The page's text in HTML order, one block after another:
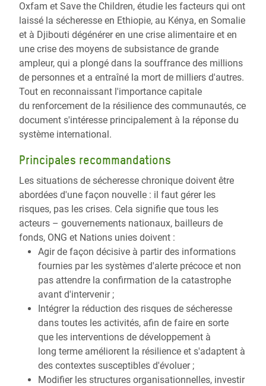
Oxfam et Save the Children, étudie les facteurs qui ont
laissé la sécheresse en Ethiopie, au Kénya, en Somalie
et à Djibouti dégénérer en une crise alimentaire et en
une crise des moyens de subsistance de grande
ampleur, qui a plongé dans la souffrance des millions
de personnes et a entraîné la mort de milliers d'autres.
Tout en reconnaissant l'importance capitale
du renforcement de la résilience des communautés, ce
document s'intéresse principalement à la réponse du
système international.
Principales recommandations
Les situations de sécheresse chronique doivent être
abordées d'une façon nouvelle : il faut gérer les
risques, pas les crises. Cela signifie que tous les
acteurs – gouvernements nationaux, bailleurs de
fonds, ONG et Nations unies doivent :
Agir de façon décisive à partir des informations
fournies par les systèmes d'alerte précoce et non
pas attendre la confirmation de la catastrophe
avant d'intervenir ;
Intégrer la réduction des risques de sécheresse
dans toutes les activités, afin de faire en sorte
que les interventions de développement à
long terme améliorent la résilience et s'adaptent à
des contextes susceptibles d'évoluer ;
Modifier les structures organisationnelles, investir